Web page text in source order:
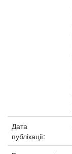
Дата
публікації: